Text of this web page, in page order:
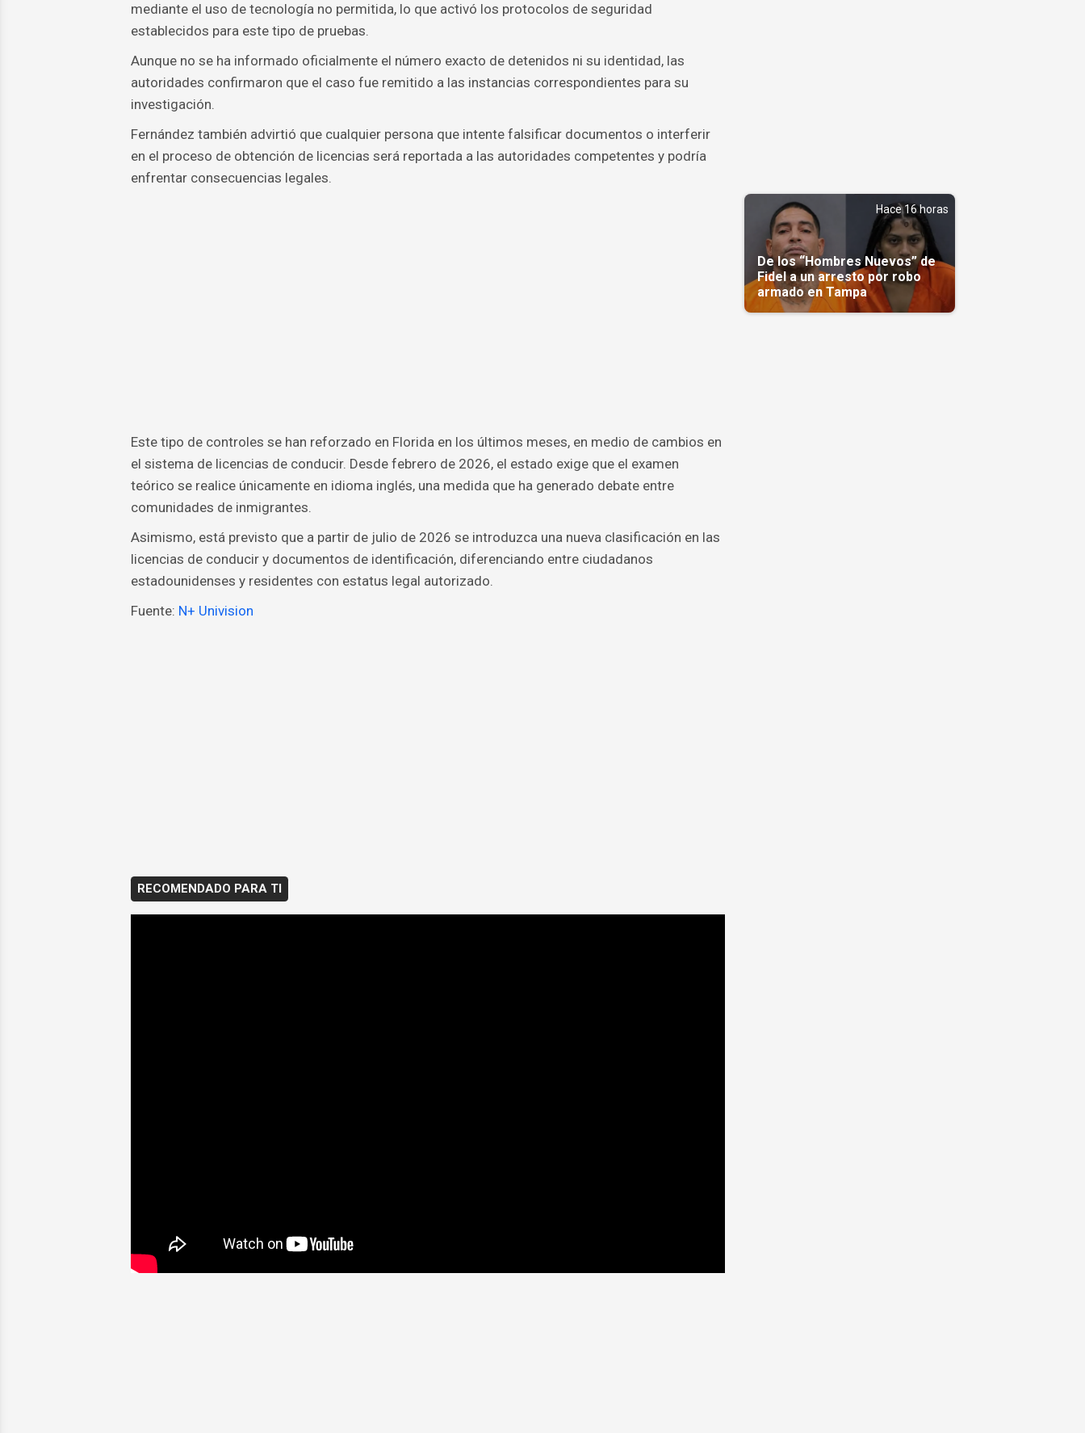
mediante el uso de tecnología no permitida, lo que activó los protocolos de seguridad
establecidos para este tipo de pruebas.
Aunque no se ha informado oficialmente el número exacto de detenidos ni su identidad, las
autoridades confirmaron que el caso fue remitido a las instancias correspondientes para su
investigación.
Fernández también advirtió que cualquier persona que intente falsificar documentos o interferir
en el proceso de obtención de licencias será reportada a las autoridades competentes y podría
enfrentar consecuencias legales.
Este tipo de controles se han reforzado en Florida en los últimos meses, en medio de cambios en
el sistema de licencias de conducir. Desde febrero de 2026, el estado exige que el examen
teórico se realice únicamente en idioma inglés, una medida que ha generado debate entre
comunidades de inmigrantes.
Asimismo, está previsto que a partir de julio de 2026 se introduzca una nueva clasificación en las
licencias de conducir y documentos de identificación, diferenciando entre ciudadanos
estadounidenses y residentes con estatus legal autorizado.
Fuente: N+ Univision
RECOMENDADO PARA TI
Hace 16 horas
De los “Hombres Nuevos” de
Fidel a un arresto por robo
armado en Tampa